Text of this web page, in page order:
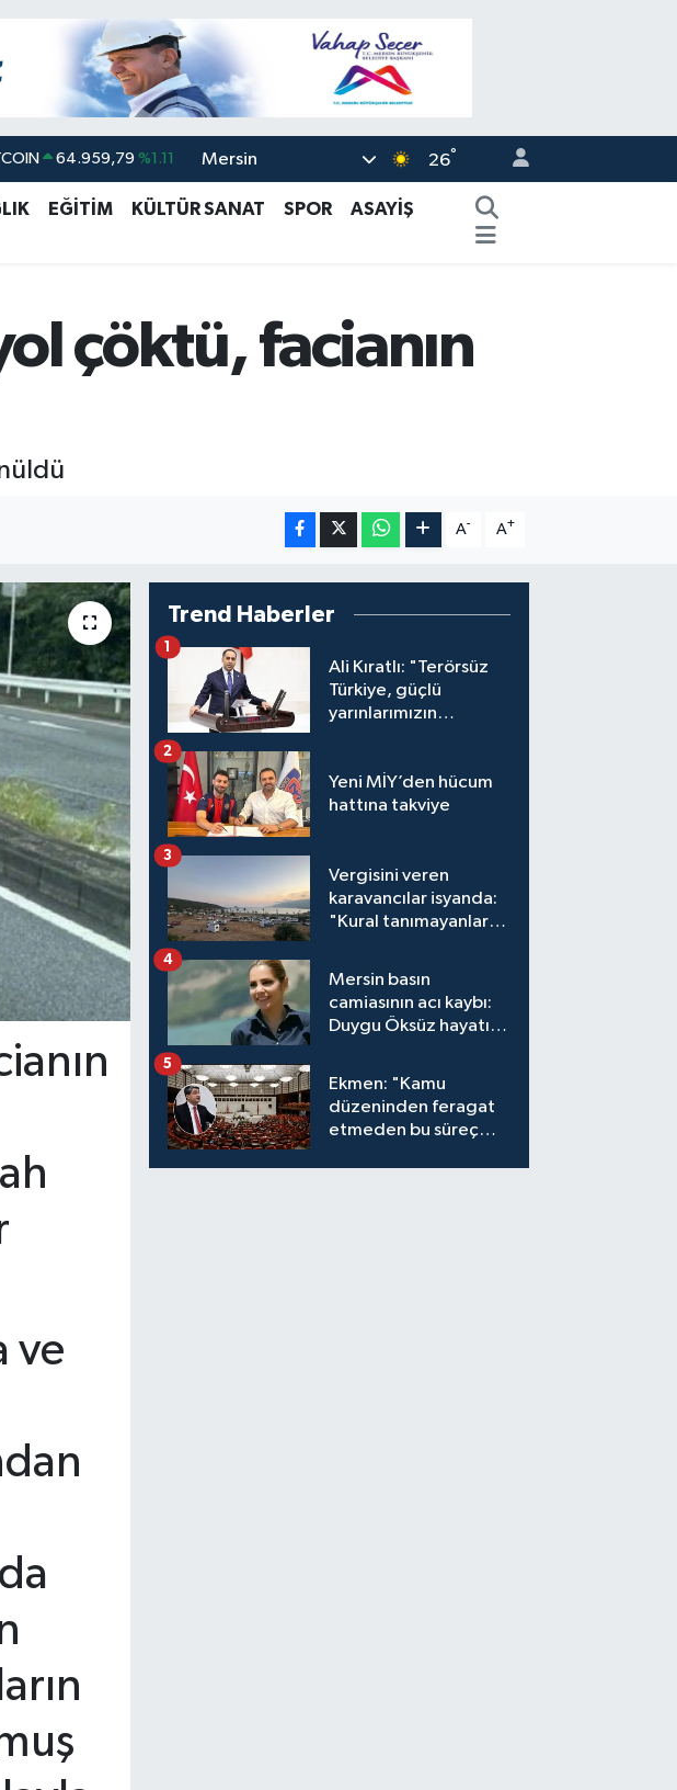
64.959,79 %1.11
DOLAR 47,7436 %0.18
EURO 55,2510 %0.32
BİST100 13.779 %-14
Mersin 26°
EĞİTİM KÜLTÜR SANAT SPOR
ASAYİŞ
çöktü, facianın
A- A+
ve
Trend Haberler
Ali Kıratlı: "Terörsüz
Türkiye, güçlü
yarınlarımızın
1
Yeni MİY’den hücum
hattına takviye
2
Vergisini veren
karavancılar isyanda:
"Kural tanımayanlar
3
Mersin basın
camiasının acı kaybı:
Duygu Öksüz hayatını
4
Ekmen: "Kamu
düzeninden feragat
etmeden bu süreç
5